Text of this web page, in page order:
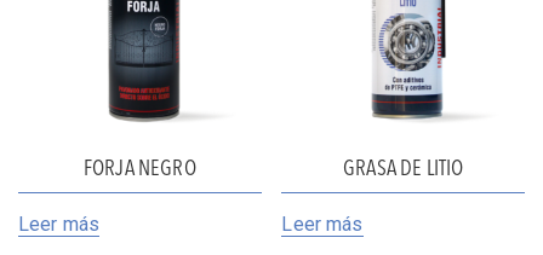
FORJA NEGRO
Leer más
GRASA DE LITIO
Leer más